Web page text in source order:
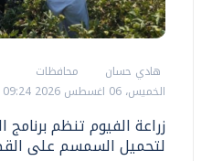
هادي حسان
محافظات
الخميس، 06 اغسطس 2026 09:24 م
زراعة الفيوم تنظم
لتحميل السمسم على